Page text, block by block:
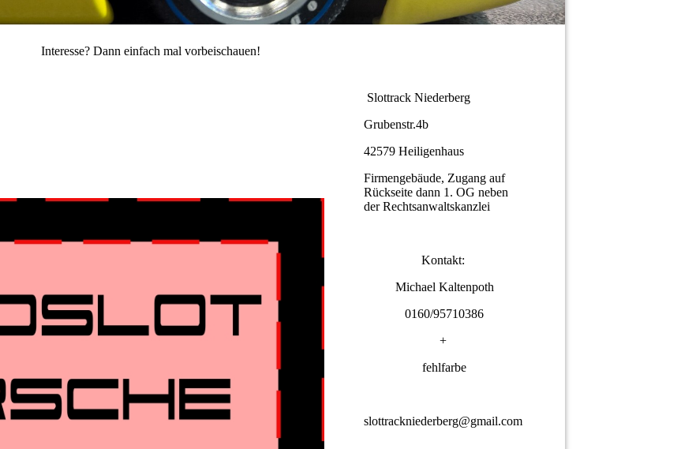
Interesse? Dann einfach mal vorbeischauen!
Slottrack Niederberg
Grubenstr.4b
42579 Heiligenhaus
Firmengebäude, Zugang auf
Rückseite dann 1. OG neben
der Rechtsanwaltskanzlei
Kontakt:
Michael Kaltenpoth
0160/95710386
+
fehlfarbe
slottrackniederberg@gmail.com